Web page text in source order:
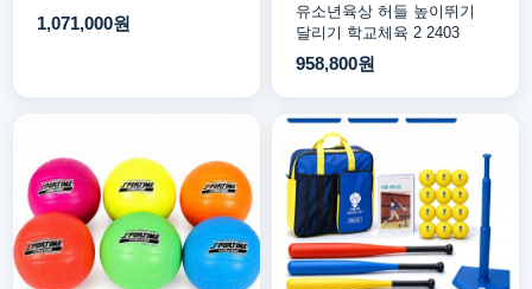
1,071,000원
유소년육상 허들 높이뛰기
달리기 학교체육 2 2403
958,800원